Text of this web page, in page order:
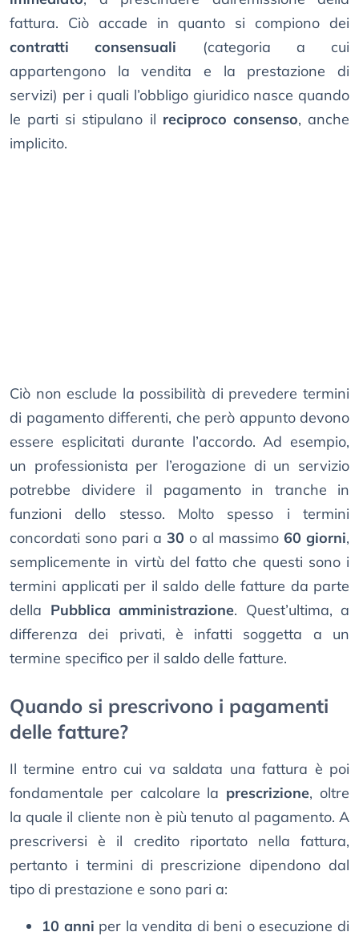
fattura. Ciò accade in quanto si compiono dei
contratti consensuali (categoria a cui
appartengono la vendita e la prestazione di
servizi) per i quali l’obbligo giuridico nasce quando
le parti si stipulano il reciproco consenso, anche
implicito.
Ciò non esclude la possibilità di prevedere termini
di pagamento differenti, che però appunto devono
essere esplicitati durante l’accordo. Ad esempio,
un professionista per l’erogazione di un servizio
potrebbe dividere il pagamento in tranche in
funzioni dello stesso. Molto spesso i termini
concordati sono pari a 30 o al massimo 60 giorni,
semplicemente in virtù del fatto che questi sono i
termini applicati per il saldo delle fatture da parte
della Pubblica amministrazione. Quest’ultima, a
differenza dei privati, è infatti soggetta a un
termine specifico per il saldo delle fatture.
Quando si prescrivono i pagamenti
delle fatture?
Il termine entro cui va saldata una fattura è poi
fondamentale per calcolare la prescrizione, oltre
la quale il cliente non è più tenuto al pagamento. A
prescriversi è il credito riportato nella fattura,
pertanto i termini di prescrizione dipendono dal
tipo di prestazione e sono pari a:
10 anni per la vendita di beni o esecuzione di